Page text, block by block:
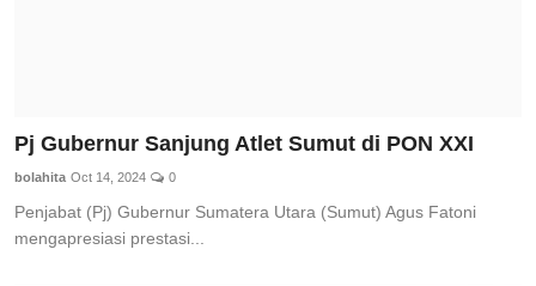
Pj Gubernur Sanjung Atlet Sumut di PON XXI
bolahita Oct 14, 2024 0
Penjabat (Pj) Gubernur Sumatera Utara (Sumut) Agus Fatoni
mengapresiasi prestasi...